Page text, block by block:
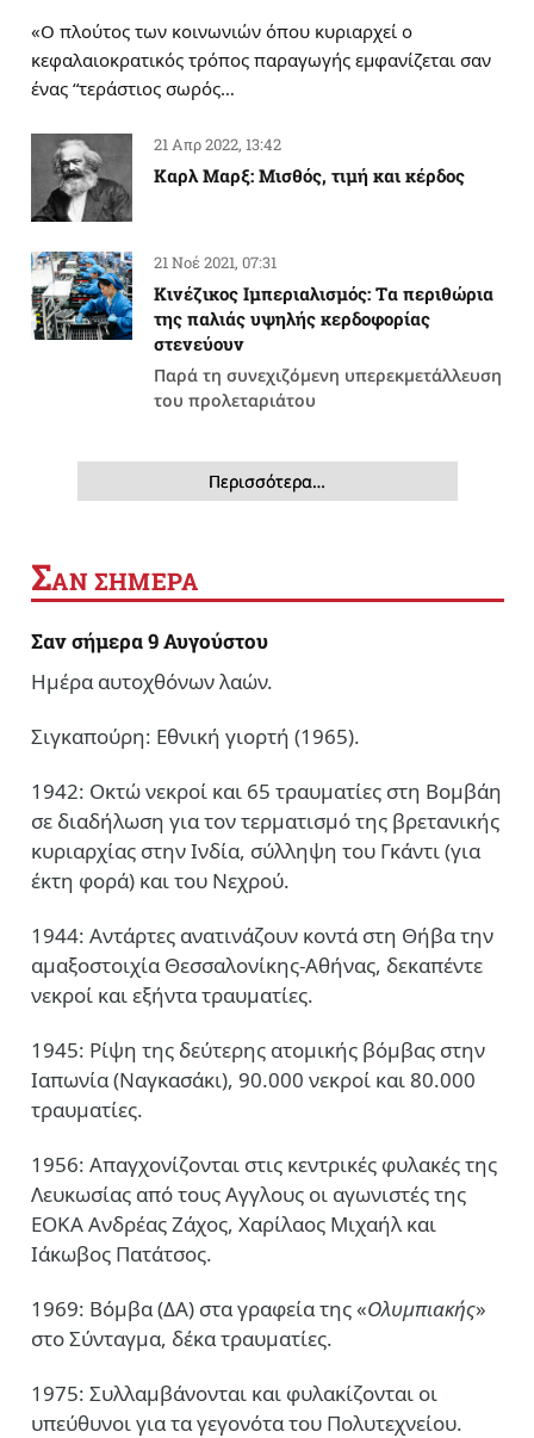
«Ο πλούτος των κοινωνιών όπου κυριαρχεί ο
κεφαλαιοκρατικός τρόπος παραγωγής εμφανίζεται σαν
ένας “τεράστιος σωρός…
21 Απρ 2022, 13:42
Καρλ Μαρξ: Μισθός, τιμή και κέρδος
21 Νοέ 2021, 07:31
Κινέζικος Ιμπεριαλισμός: Tα περιθώρια
της παλιάς υψηλής κερδοφορίας
στενεύουν
Παρά τη συνεχιζόμενη υπερεκμετάλλευση
του προλεταριάτου
Περισσότερα…
ΣΑΝ ΣΗΜΕΡΑ
Σαν σήμερα 9 Αυγούστου
Ημέρα αυτοχθόνων λαών.
Σιγκαπούρη: Εθνική γιορτή (1965).
1942: Οκτώ νεκροί και 65 τραυματίες στη Βομβάη
σε διαδήλωση για τον τερματισμό της βρετανικής
κυριαρχίας στην Ινδία, σύλληψη του Γκάντι (για
έκτη φορά) και του Νεχρού.
1944: Αντάρτες ανατινάζουν κοντά στη Θήβα την
αμαξοστοιχία Θεσσαλονίκης-Αθήνας, δεκαπέντε
νεκροί και εξήντα τραυματίες.
1945: Ρίψη της δεύτερης ατομικής βόμβας στην
Ιαπωνία (Ναγκασάκι), 90.000 νεκροί και 80.000
τραυματίες.
1956: Απαγχονίζονται στις κεντρικές φυλακές της
Λευκωσίας από τους Αγγλους οι αγωνιστές της
ΕΟΚΑ Ανδρέας Ζάχος, Χαρίλαος Μιχαήλ και
Ιάκωβος Πατάτσος.
1969: Βόμβα (ΔΑ) στα γραφεία της «Ολυμπιακής»
στο Σύνταγμα, δέκα τραυματίες.
1975: Συλλαμβάνονται και φυλακίζονται οι
υπεύθυνοι για τα γεγονότα του Πολυτεχνείου.